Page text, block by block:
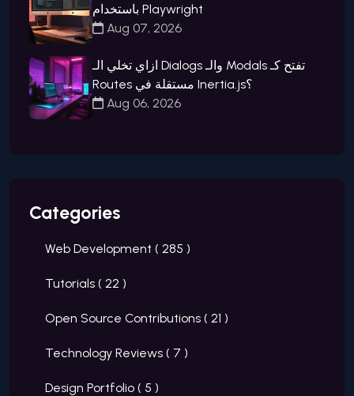
باستخدام Playwright
Aug 07, 2026
ازاي تخلي الـ Dialogs والـ Modals تفتح كـ
Routes مستقلة في Inertia.js؟
Aug 06, 2026
Categories
Web Development ( 285 )
Tutorials ( 22 )
Open Source Contributions ( 21 )
Technology Reviews ( 7 )
Design Portfolio ( 5 )